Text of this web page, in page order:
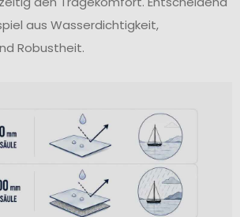
aus Wasserdichtigkeit,
Robustheit.